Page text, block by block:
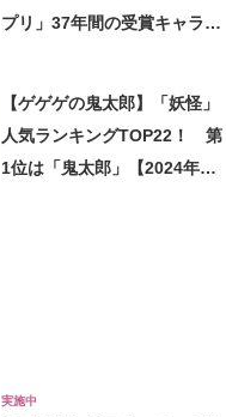
プリ」37年間の受賞キャラを
【ゲゲゲの鬼太郎】「妖怪」
人気ランキングTOP22！ 第
1位は「鬼太郎」【2024年最
実施中